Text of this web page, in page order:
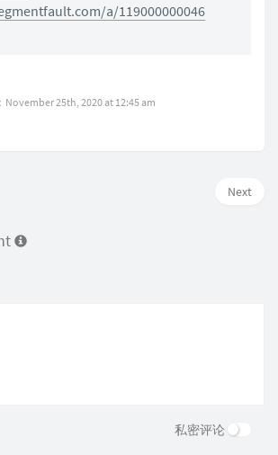
a/119000000046
25th, 2020 at 12:45 am
Next
私密评论